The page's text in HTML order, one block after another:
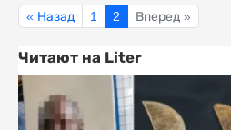
« Назад 1 2 Вперед »
Читают на Liter